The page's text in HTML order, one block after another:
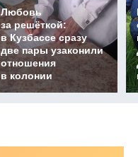
Любовь
за решёткой:
в Кузбассе сразу
две пары узаконили
отношения
в колонии